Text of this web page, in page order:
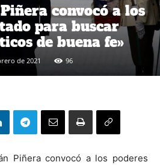
convocó a los
para buscar
de buena fe»
de 2021 96
Piñera convocó a los poderes